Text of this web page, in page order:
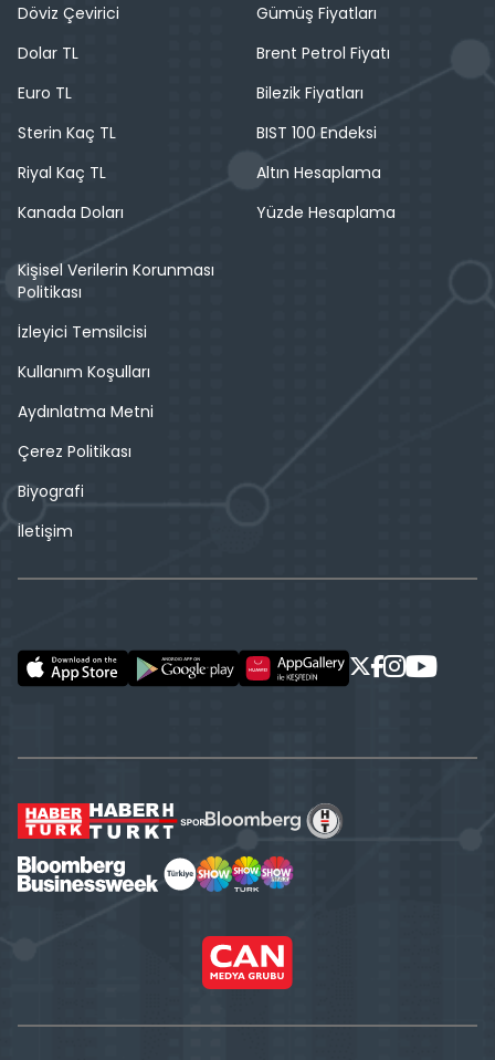
Döviz Çevirici
Dolar TL
Euro TL
Sterin Kaç TL
Riyal Kaç TL
Kanada Doları
Gümüş Fiyatları
Brent Petrol Fiyatı
Bilezik Fiyatları
BIST 100 Endeksi
Altın Hesaplama
Yüzde Hesaplama
Kişisel Verilerin Korunması
Politikası
İzleyici Temsilcisi
Kullanım Koşulları
Aydınlatma Metni
Çerez Politikası
Biyografi
İletişim